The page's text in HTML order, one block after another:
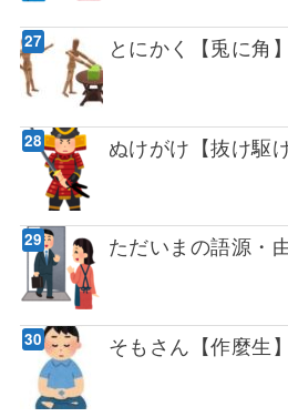
とにかく【兎に角
ぬけがけ【抜け駆
ただいまの語源・
そもさん【作麼生